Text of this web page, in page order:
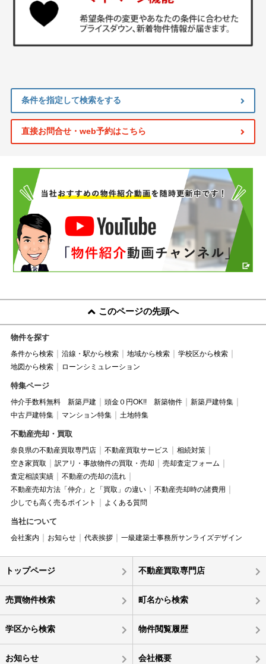
条件を指定して検索をする
直接お問合せ・web予約はこちら
このページの先頭へ
物件を探す
条件から検索 沿線・駅から検索 地域から検索
学校区から検索
地図から検索
ローンシミュレーション
特集ページ
仲介手数料無料 新築戸建 頭金０円OK!! 新築物件
新築戸建特集
中古戸建特集
マンション特集 土地特集
不動産売却・買取
奈良県の不動産買取専門店 不動産買取サービス
相続対策
空き家買取
訳アリ・事故物件の買取・売却
売却査定フォーム
査定相談実績
不動産の売却の流れ
不動産売却方法「仲介」と「買取」の違い
不動産売却時の諸費用
少しでも高く売るポイント
よくある質問
当社について
会社案内 お知らせ 代表挨拶 一級建築士事務所サンライズデザイン
トップページ 不動産買取専門店
売買物件検索 町名から検索
学区から検索 物件閲覧履歴
お知らせ 会社概要